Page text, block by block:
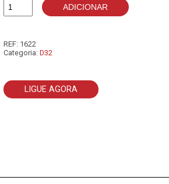
Quantidade
ADICIONAR
REF: 1622
Categoria: D32
LIGUE AGORA